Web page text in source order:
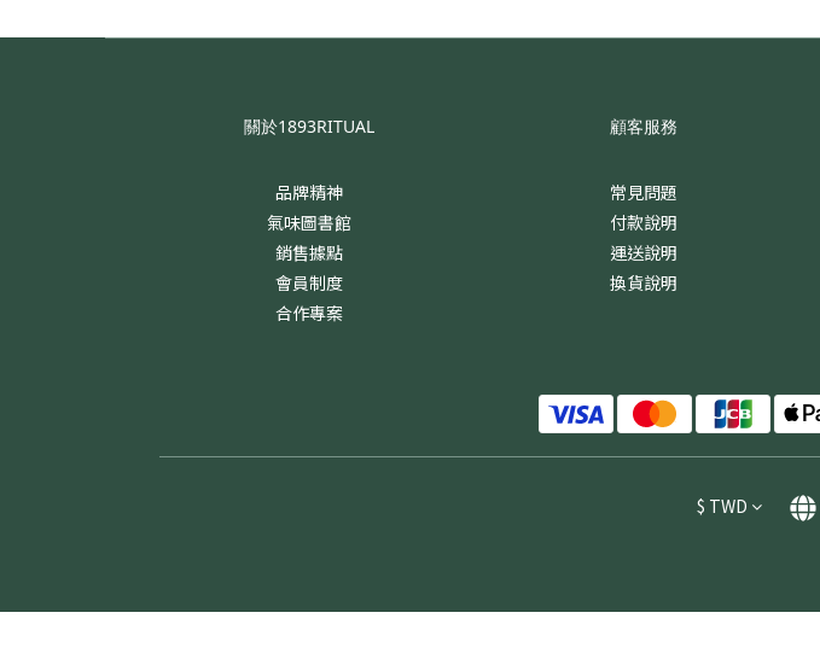
關於1893RITUAL
品牌精神
氣味圖書館
銷售據點
會員制度
合作專案
顧客服務
常見問題
付款說明
運送說明
換貨說明
$ TWD